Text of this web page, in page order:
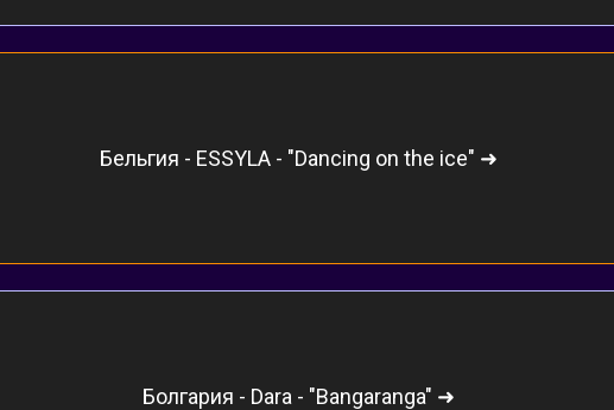
Бельгия - ESSYLA - "Dancing on the ice" ➜
Болгария - Dara - "Bangaranga" ➜